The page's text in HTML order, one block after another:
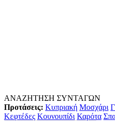
ΑΝΑΖΗΤΗΣΗ ΣΥΝΤΑΓΩΝ
Προτάσεις: Κυπριακή Μοσχάρι
Κεφτέδες Κουνουπίδι Καρότα